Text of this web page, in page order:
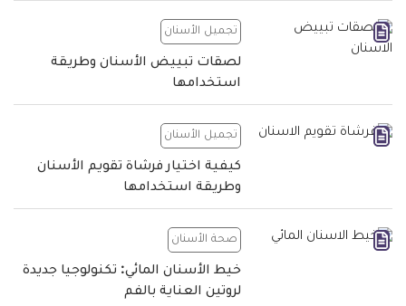
تجميل الأسنان
لصقات تبييض الأسنان وطريقة
استخدامها
تجميل الأسنان
كيفية اختيار فرشاة تقويم الأسنان
وطريقة استخدامها
صحة الأسنان
خيط الأسنان المائي: تكنولوجيا جديدة
لروتين العناية بالفم